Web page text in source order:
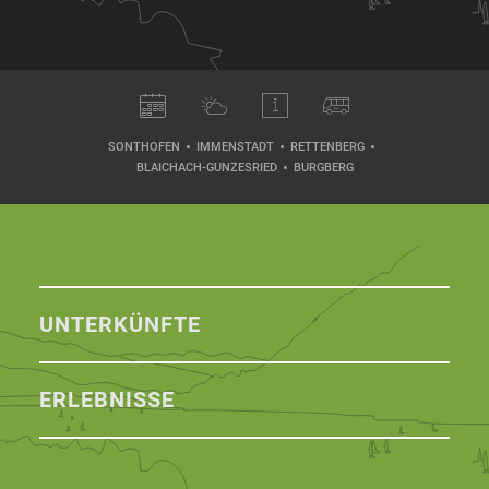
SONTHOFEN IMMENSTADT
RETTENBERG
BLAICHACH-GUNZESRIED
BURGBERG
UNTERKÜNFTE
ERLEBNISSE